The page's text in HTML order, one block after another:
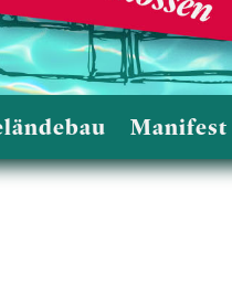
Manifest